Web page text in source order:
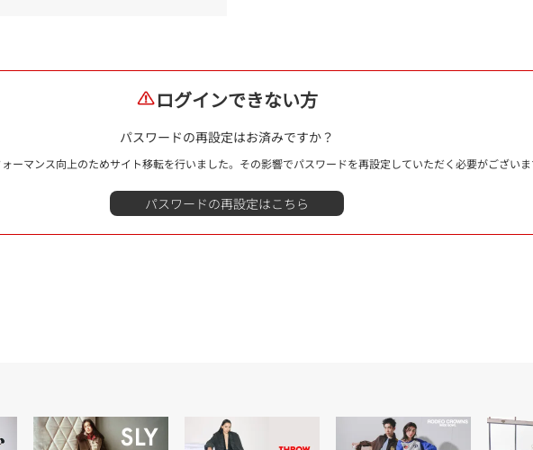
ログインできない方
パスワードの再設定はお済みですか？
ーマンス向上のためサイト移転を行いました。その影響でパスワードを再設定していただく必要がございま